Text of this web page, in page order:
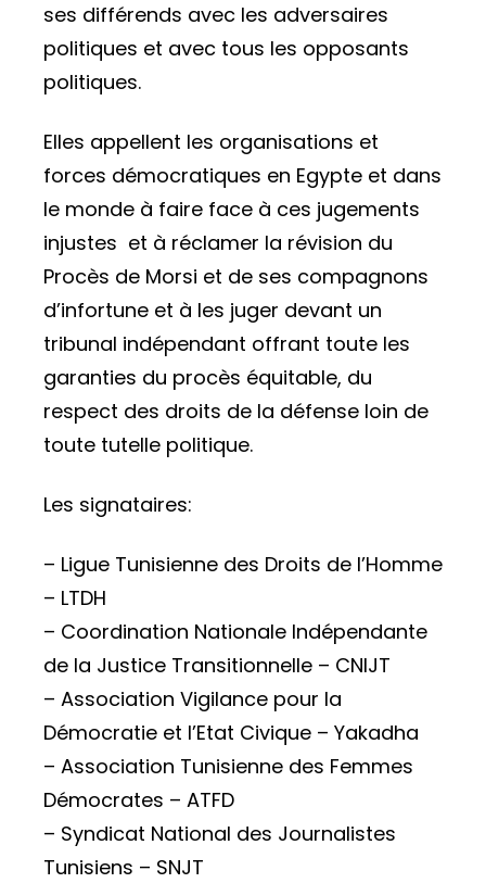
ses différends avec les adversaires
politiques et avec tous les opposants
politiques.
Elles appellent les organisations et
forces démocratiques en Egypte et dans
le monde à faire face à ces jugements
injustes et à réclamer la révision du
Procès de Morsi et de ses compagnons
d’infortune et à les juger devant un
tribunal indépendant offrant toute les
garanties du procès équitable, du
respect des droits de la défense loin de
toute tutelle politique.
Les signataires:
– Ligue Tunisienne des Droits de l’Homme
– LTDH
– Coordination Nationale Indépendante
de la Justice Transitionnelle – CNIJT
– Association Vigilance pour la
Démocratie et l’Etat Civique – Yakadha
– Association Tunisienne des Femmes
Démocrates – ATFD
– Syndicat National des Journalistes
Tunisiens – SNJT